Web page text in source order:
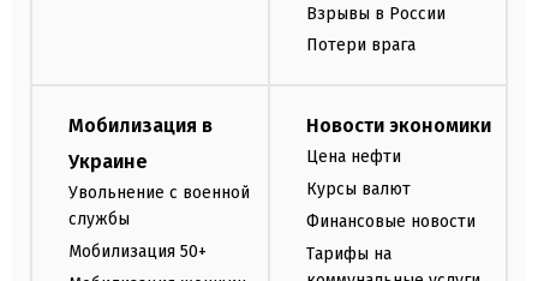
Взрывы в России
Потери врага
Мобилизация в
Украине
Увольнение с военной
службы
Мобилизация 50+
Новости экономики
Цена нефти
Курсы валют
Финансовые новости
Тарифы на